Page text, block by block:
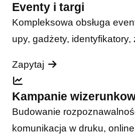
Eventy i targi
Kompleksowa obsługa
upy, gadżety, identyfikatory,
Zapytaj
Kampanie
Budowanie
komunikacja w druku,